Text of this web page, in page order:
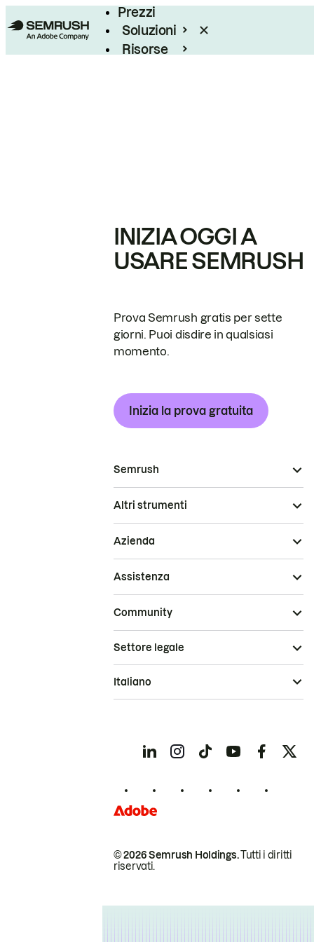
Prezzi
Soluzioni
Risorse
INIZIA OGGI A
USARE SEMRUSH
Prova Semrush gratis per sette
giorni. Puoi disdire in qualsiasi
momento.
Inizia la prova gratuita
Semrush
Altri strumenti
Azienda
Assistenza
Community
© 2026 Semrush Holdings.Tutti i diritti
riservati.
Settore legale
Italiano